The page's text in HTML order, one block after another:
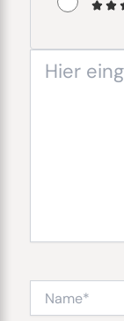
eingeben…